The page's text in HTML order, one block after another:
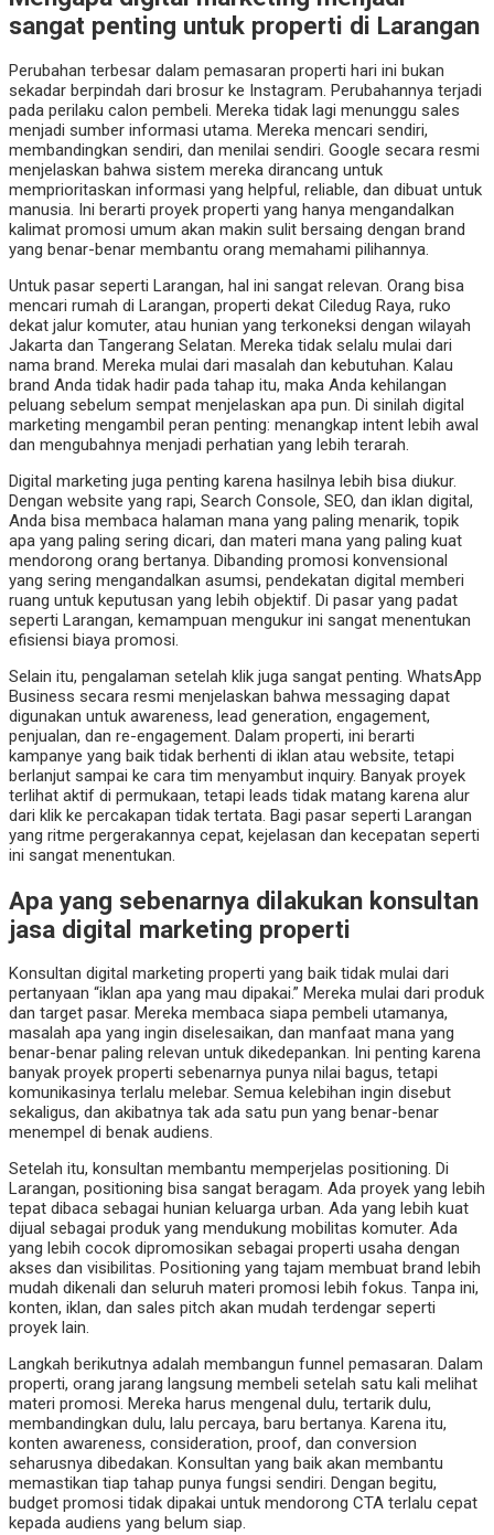
sangat penting untuk properti di Larangan
Perubahan terbesar dalam pemasaran properti hari ini bukan
sekadar berpindah dari brosur ke Instagram. Perubahannya terjadi
pada perilaku calon pembeli. Mereka tidak lagi menunggu sales
menjadi sumber informasi utama. Mereka mencari sendiri,
membandingkan sendiri, dan menilai sendiri. Google secara resmi
menjelaskan bahwa sistem mereka dirancang untuk
memprioritaskan informasi yang helpful, reliable, dan dibuat untuk
manusia. Ini berarti proyek properti yang hanya mengandalkan
kalimat promosi umum akan makin sulit bersaing dengan brand
yang benar-benar membantu orang memahami pilihannya.
Untuk pasar seperti Larangan, hal ini sangat relevan. Orang bisa
mencari rumah di Larangan, properti dekat Ciledug Raya, ruko
dekat jalur komuter, atau hunian yang terkoneksi dengan wilayah
Jakarta dan Tangerang Selatan. Mereka tidak selalu mulai dari
nama brand. Mereka mulai dari masalah dan kebutuhan. Kalau
brand Anda tidak hadir pada tahap itu, maka Anda kehilangan
peluang sebelum sempat menjelaskan apa pun. Di sinilah digital
marketing mengambil peran penting: menangkap intent lebih awal
dan mengubahnya menjadi perhatian yang lebih terarah.
Digital marketing juga penting karena hasilnya lebih bisa diukur.
Dengan website yang rapi, Search Console, SEO, dan iklan digital,
Anda bisa membaca halaman mana yang paling menarik, topik
apa yang paling sering dicari, dan materi mana yang paling kuat
mendorong orang bertanya. Dibanding promosi konvensional
yang sering mengandalkan asumsi, pendekatan digital memberi
ruang untuk keputusan yang lebih objektif. Di pasar yang padat
seperti Larangan, kemampuan mengukur ini sangat menentukan
efisiensi biaya promosi.
Selain itu, pengalaman setelah klik juga sangat penting. WhatsApp
Business secara resmi menjelaskan bahwa messaging dapat
digunakan untuk awareness, lead generation, engagement,
penjualan, dan re-engagement. Dalam properti, ini berarti
kampanye yang baik tidak berhenti di iklan atau website, tetapi
berlanjut sampai ke cara tim menyambut inquiry. Banyak proyek
terlihat aktif di permukaan, tetapi leads tidak matang karena alur
dari klik ke percakapan tidak tertata. Bagi pasar seperti Larangan
yang ritme pergerakannya cepat, kejelasan dan kecepatan seperti
ini sangat menentukan.
Apa yang sebenarnya dilakukan konsultan
jasa digital marketing properti
Konsultan digital marketing properti yang baik tidak mulai dari
pertanyaan “iklan apa yang mau dipakai.” Mereka mulai dari produk
dan target pasar. Mereka membaca siapa pembeli utamanya,
masalah apa yang ingin diselesaikan, dan manfaat mana yang
benar-benar paling relevan untuk dikedepankan. Ini penting karena
banyak proyek properti sebenarnya punya nilai bagus, tetapi
komunikasinya terlalu melebar. Semua kelebihan ingin disebut
sekaligus, dan akibatnya tak ada satu pun yang benar-benar
menempel di benak audiens.
Setelah itu, konsultan membantu memperjelas positioning. Di
Larangan, positioning bisa sangat beragam. Ada proyek yang lebih
tepat dibaca sebagai hunian keluarga urban. Ada yang lebih kuat
dijual sebagai produk yang mendukung mobilitas komuter. Ada
yang lebih cocok dipromosikan sebagai properti usaha dengan
akses dan visibilitas. Positioning yang tajam membuat brand lebih
mudah dikenali dan seluruh materi promosi lebih fokus. Tanpa ini,
konten, iklan, dan sales pitch akan mudah terdengar seperti
proyek lain.
Langkah berikutnya adalah membangun funnel pemasaran. Dalam
properti, orang jarang langsung membeli setelah satu kali melihat
materi promosi. Mereka harus mengenal dulu, tertarik dulu,
membandingkan dulu, lalu percaya, baru bertanya. Karena itu,
konten awareness, consideration, proof, dan conversion
seharusnya dibedakan. Konsultan yang baik akan membantu
memastikan tiap tahap punya fungsi sendiri. Dengan begitu,
budget promosi tidak dipakai untuk mendorong CTA terlalu cepat
kepada audiens yang belum siap.